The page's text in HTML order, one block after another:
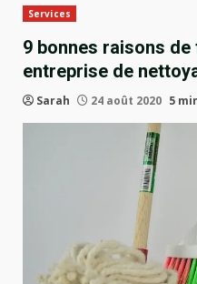
Services
9 bonnes raisons de
entreprise de
Sarah 24 août 2020 5